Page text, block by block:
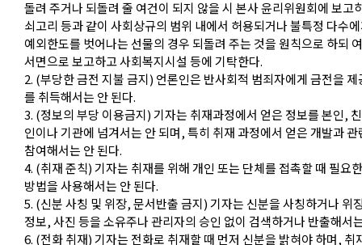
돌려 주거나 되돌려 줄 여건이 되지 않을 시 본사 윤리위원회에 보
쇠고리 등과 같이 사회상규의 범위 내에서 허용되거나 불특정 다수
예외한도를 벗어나는 선물의 경우 되돌려 주는 것을 원칙으로 하되
서면으로 보고하고 사회복지시설 등에 기탁한다.
2. (부당한 금전 지불 금지) 언론인은 반사회적 범죄자에게 금전을
를 취득해서는 안 된다.
3. (정보의 부당 이용금지) 기자는 취재과정에서 얻은 정보를 본인,
인이나 기관에 넘겨서는 안 되며, 특히 취재 과정에서 얻은 개발과
참여해서는 안 된다.
4. (취재 준칙) 기자는 취재를 위해 개인 또는 단체를 접촉할 때 필요
방법을 사용해서는 안 된다.
5. (신분 사칭 및 위장, 문서반출 금지) 기자는 신분을 사칭하거나
정보, 사진 등을 소유주나 관리자의 승인 없이 검색하거나 반출해서
6. (전화 취재) 기자는 전화로 취재할 때 먼저 신분을 밝혀야 하며,